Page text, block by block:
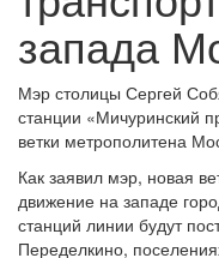
запада
Мэр столицы Сергей
станции «Мичуринский
ветки метрополитена
Как заявил мэр, новая
движение на западе
станций линии будут
Переделкино,